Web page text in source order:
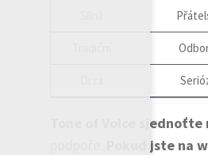
Tone of Voice
Pokud jste na